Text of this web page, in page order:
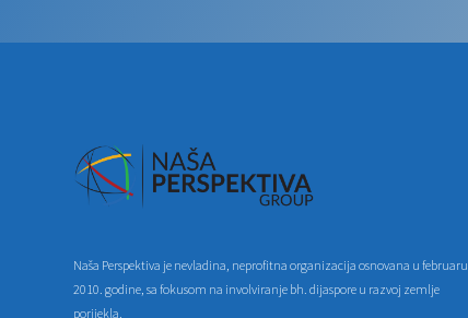
Naša Perspektiva je nevladina, neprofitna organizacija osnovana u februaru
2010. godine, sa fokusom na involviranje bh. dijaspore u razvoj zemlje
porijekla.